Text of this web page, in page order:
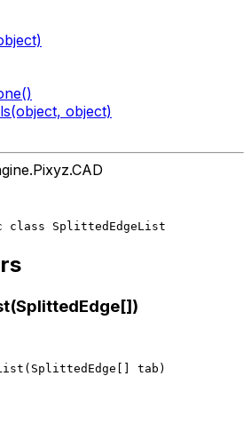
object)
class SplittedEdgeList
tab)